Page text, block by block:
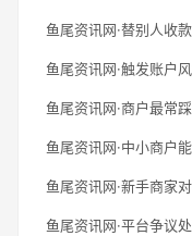
鱼尾资讯网·替别人收
鱼尾资讯网·触发账户
鱼尾资讯网·商户最常
鱼尾资讯网·中小商户
鱼尾资讯网·新手商家
鱼尾资讯网·平台争议